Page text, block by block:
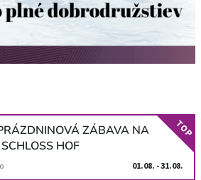
ZÁBAVA NA
HOF
01.08. - 31.08.
TOP